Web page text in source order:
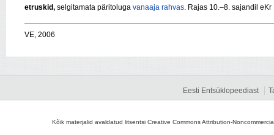
etruskid, selgitamata päritoluga vanaaja rahvas. Rajas 10.–8. sajandil eKr
VE, 2006
Eesti Entsüklopeediast
Kõik materjalid avaldatud litsentsi Creative Commons Attribution-